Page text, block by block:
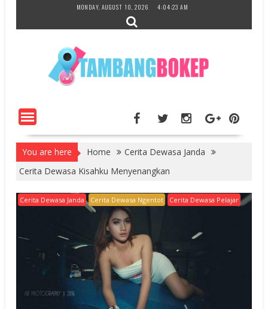
content
MONDAY, AUGUST 10, 2026 4:04:24 AM
You are here Home
Cerita Dewasa Janda
Cerita Dewasa Kisahku Menyenangkan
Cerita Dewasa Janda Cerita Dewasa Ngentot Cerita Dewasa Pelajar